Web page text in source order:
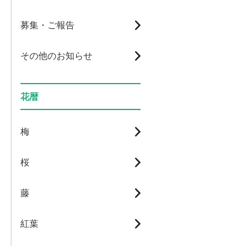
募集・ご報告
その他のお知らせ
花暦
梅
桜
藤
紅葉